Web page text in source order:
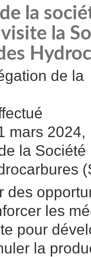
la
la
de la
mars 2024,
la Société
des
les
pour
la